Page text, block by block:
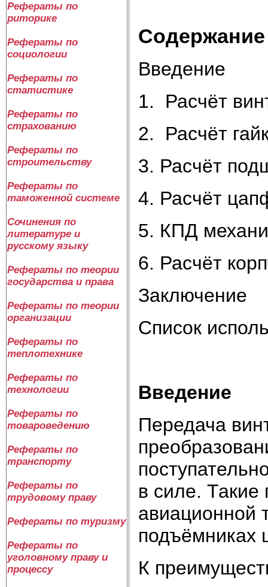
Рефераты по
риторике
Рефераты по
социологии
Рефераты по
статистике
Рефераты по
страхованию
Рефераты по
строительству
Рефераты по
таможенной системе
Сочинения по
литературе и
русскому языку
Рефераты по теории
государства и права
Рефераты по теории
организации
Рефераты по
теплотехнике
Рефераты по
технологии
Рефераты по
товароведению
Рефераты по
транспорту
Рефераты по
трудовому праву
Рефераты по туризму
Рефераты по
уголовному праву и
процессу
Содержание
Введение
1. Расчёт
2. Расчёт
3. Расчёт
4. Расчёт
5. КПД
6. Расчёт
Заключение
Список
Введение
Передача
в силе. Такие
авиационной
подъёмниках
К